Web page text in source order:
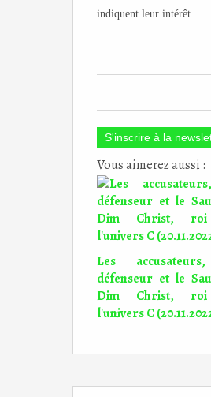
indiquent leur intérêt.
S'inscrire à la
Vous aimerez aussi :
Les
défenseur et le
Dim Christ,
l'univers C